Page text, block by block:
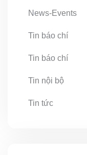
News-Events
Tin báo chí
Tin báo chí
Tin nội bộ
Tin tức